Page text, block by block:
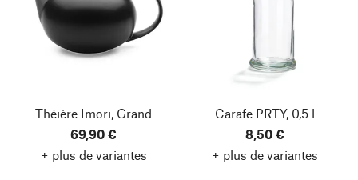
Théière Imori, Grand
69,90 €
+ plus de variantes
Carafe PRTY, 0,5 l
8,50 €
+ plus de variantes